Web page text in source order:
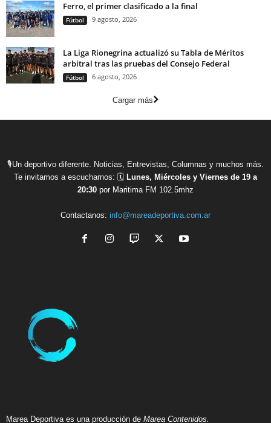
Ferro, el primer clasificado a la final
Fútbol 9 agosto, 2026
La Liga Rionegrina actualizó su Tabla de Méritos
arbitral tras las pruebas del Consejo Federal
Fútbol 6 agosto, 2026
Cargar más
🎙Un deportivo diferente. Noticias, Entrevistas, Columnas y muchos más.
Te invitamos a escucharnos: 🗓 Lunes, Miércoles y Viernes de 19 a
20:30 por Maritima FM 102.5mhz
Contactanos: info@mareadeportiva.com.ar
Marea Deportiva es una producción de Marea Contenidos.